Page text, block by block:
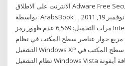
الانترنت على الاطلاق Adware Free Security Browser 1.00 مضاف
بواسطة: ArabsBook , رقم الاصدار: , تم تحديثه بتاريخ: ‏نوفمبر 19, 2011 ,
مرات التحميل: 6,569 عدم ظهور رمز Internet Explorer على سطح
مربع حوار عناصر سطح المكتب في نظام
التشغيل Windows XP أو مربع حوار إعدادات أيقونات سطح المكتب في
نظام التشغيل Windows Vista لإضافة أيقونة Internet Explorer، لا